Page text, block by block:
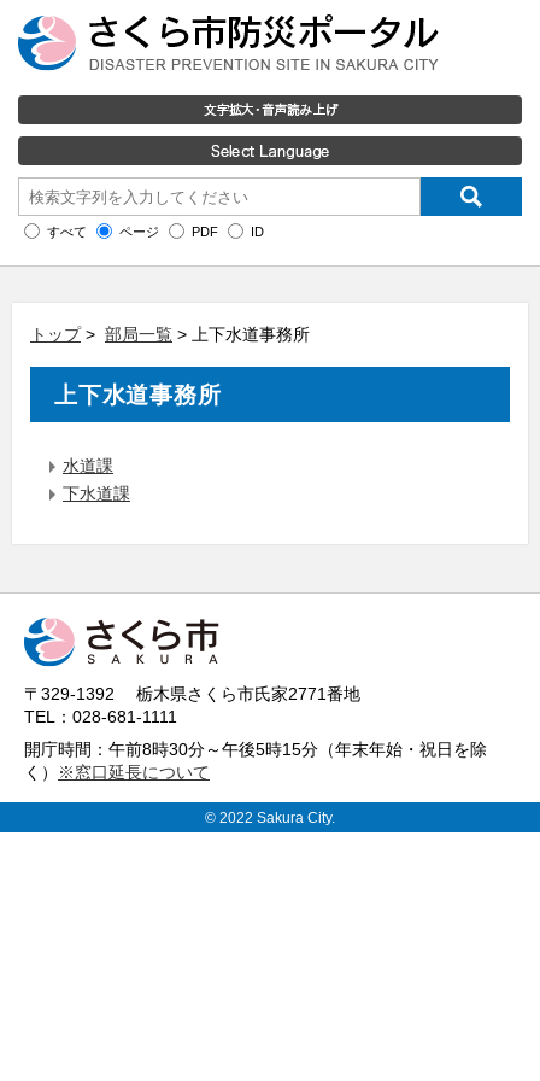
すべて ページ PDF ID
トップ> 部局一覧 > 上下水道事務所
上下水道事務所
水道課
下水道課
〒329-1392 栃木県さくら市氏家2771番地
TEL：028-681-1111
開庁時間：午前8時30分～午後5時15分（年末年始・祝日を除
く）
※窓口延長について
© 2022 Sakura City.